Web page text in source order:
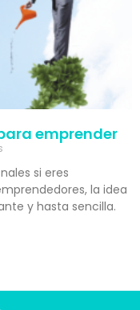
emprender
si eres
la idea
y hasta sencilla.